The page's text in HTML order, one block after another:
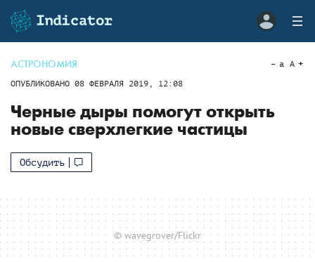
АСТРОНОМИЯ
ОПУБЛИКОВАНО 08 ФЕВРАЛЯ 2019, 12:08
a A
Черные дыры помогут открыть
новые сверхлегкие частицы
Обсудить
© wavegrover/Flickr